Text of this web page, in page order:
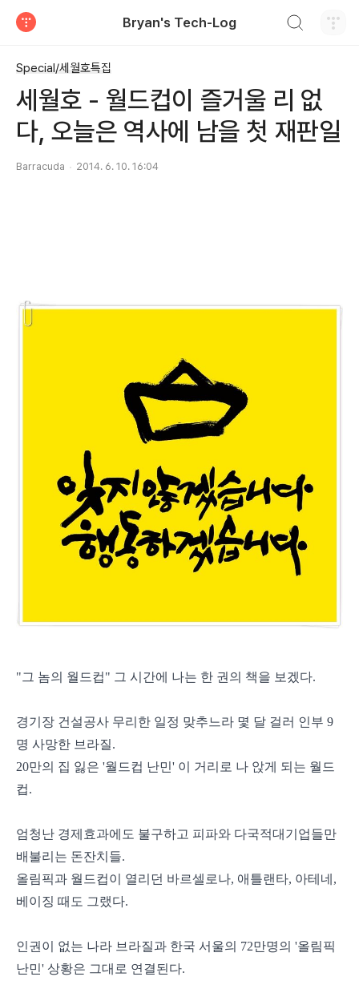
Bryan's Tech-Log
Special/세월호특집
세월호 - 월드컵이 즐거울 리 없
다, 오늘은 역사에 남을 첫 재판일
Barracuda 2014. 6. 10. 16:04
"그 놈의 월드컵" 그 시간에 나는 한 권의 책을 보겠다.
경기장 건설공사 무리한 일정 맞추느라 몇 달 걸러 인부 9
명 사망한 브라질.
20만의 집 잃은 '월드컵 난민' 이 거리로 나 앉게 되는 월드
컵.
엄청난 경제효과에도 불구하고 피파와 다국적대기업들만
배불리는 돈잔치들.
올림픽과 월드컵이 열리던 바르셀로나, 애틀랜타, 아테네,
베이징 때도 그랬다.
인권이 없는 나라 브라질과 한국 서울의 72만명의 '올림픽
난민' 상황은 그대로 연결된다.